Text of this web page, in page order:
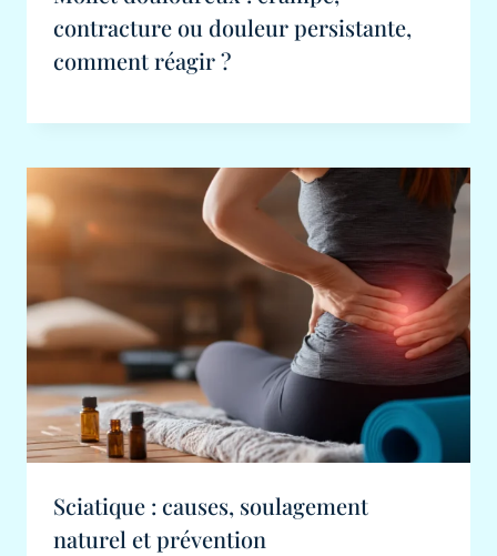
contracture ou douleur persistante,
comment réagir ?
Sciatique : causes, soulagement
naturel et prévention